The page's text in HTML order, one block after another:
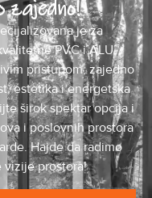
zajedno!
je za
PVC i ALU
pristupom, zajedno
estetika i energetska
širok spektar opcija i
i poslovnih prostora
Hajde da radimo
vizije prostora!